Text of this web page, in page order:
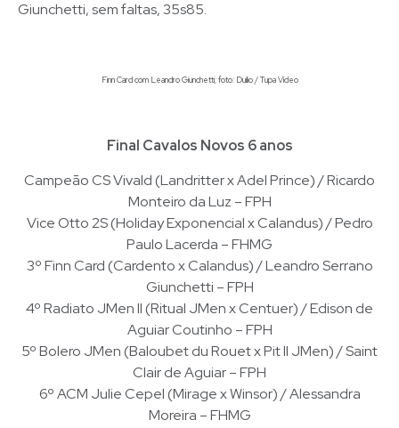
Giunchetti, sem faltas, 35s85.
Finn Card com Leandro Giunchetti; foto: Duílio / Tupa Vídeo
Final Cavalos Novos 6 anos
Campeão CS Vivald (Landritter x Adel Prince) / Ricardo
Monteiro da Luz – FPH
Vice Otto 2S (Holiday Exponencial x Calandus) / Pedro
Paulo Lacerda – FHMG
3º Finn Card (Cardento x Calandus) / Leandro Serrano
Giunchetti – FPH
4º Radiato JMen II (Ritual JMen x Centuer) / Edison de
Aguiar Coutinho – FPH
5º Bolero JMen (Baloubet du Rouet x Pit II JMen) / Saint
Clair de Aguiar – FPH
6º ACM Julie Cepel (Mirage x Winsor) / Alessandra
Moreira – FHMG